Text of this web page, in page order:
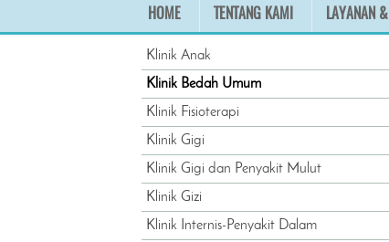
HOME TENTANG KAMI LAYANAN
Klinik Anak
Klinik Bedah Umum
Klinik Fisioterapi
Klinik Gigi
Klinik Gigi dan Penyakit Mulut
Klinik Gizi
Klinik Internis-Penyakit Dalam